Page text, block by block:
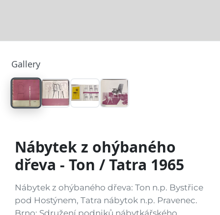
Gallery
Nábytek z ohýbaného
dřeva - Ton / Tatra 1965
Nábytek z ohýbaného dřeva: Ton n.p. Bystřice
pod Hostýnem, Tatra nábytok n.p. Pravenec.
Brno: Sdružení podniků nábytkářského